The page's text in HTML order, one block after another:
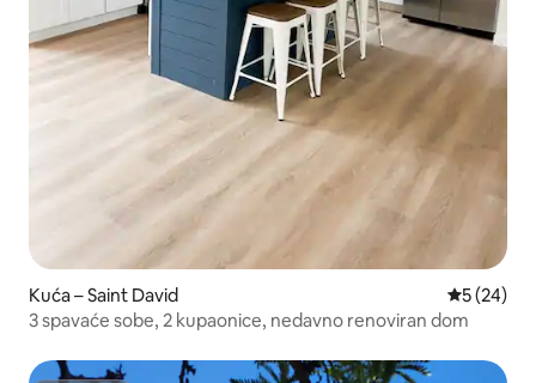
Kuća – Saint David Prosječna
5 (24)
3 spavaće sobe, 2 kupaonice, nedavno renoviran dom